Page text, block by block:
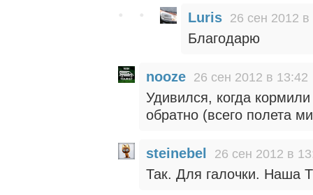
Luris 26 сен 2012 в
Благодарю
nooze 26 сен 2012 в 13:42
Удивился, когда
обратно (всего полета
steinebel 26 сен 2012 в
Так. Для галочки. Наша